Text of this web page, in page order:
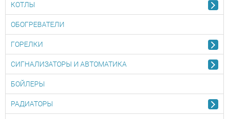
КОТЛЫ
ОБОГРЕВАТЕЛИ
ГОРЕЛКИ
СИГНАЛИЗАТОРЫ И АВТОМАТИКА
БОЙЛЕРЫ
РАДИАТОРЫ